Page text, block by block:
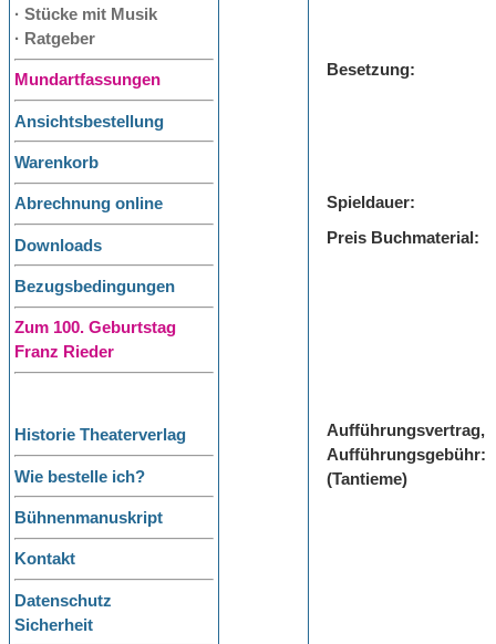
· Stücke mit Musik
· Ratgeber
Mundartfassungen
Ansichtsbestellung
Warenkorb
Abrechnung online
Downloads
Bezugsbedingungen
Zum 100. Geburtstag
Franz Rieder
Historie Theaterverlag
Wie bestelle ich?
Bühnenmanuskript
Kontakt
Datenschutz
Sicherheit
Besetzung:
Spieldauer:
Preis Buchmaterial:
Aufführungsvertrag,
Aufführungsgebühr:
(Tantieme)